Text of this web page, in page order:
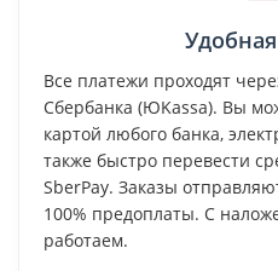
Все платежи проходят
Сбербанка (ЮKassa). Вы
картой любого банка,
также быстро перевести
SberPay. Заказы
100% предоплаты. С
работаем.